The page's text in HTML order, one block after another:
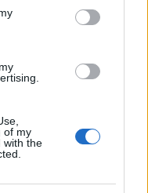
of my
with the
να βοηθά
- Η πρώτη
38χρονης
το θαύμα
Χριστό μπροστά